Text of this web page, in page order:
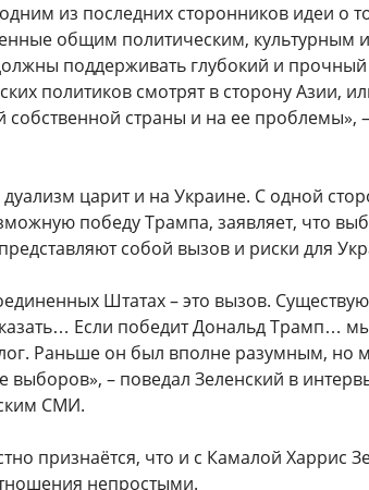
из последних сторонников идеи о
общим политическим, культурным и
поддерживать глубокий и
политиков смотрят в сторону Азии,
собственной страны и на ее проблемы»,
царит и на Украине. С одной
победу Трампа, заявляет, что
собой вызов и риски для
Штатах – это вызов.
Если победит Дональд Трамп…
Раньше он был вполне разумным, но
выборов», – поведал Зеленский в
СМИ.
признаётся, что и с Камалой Харрис
непростыми.